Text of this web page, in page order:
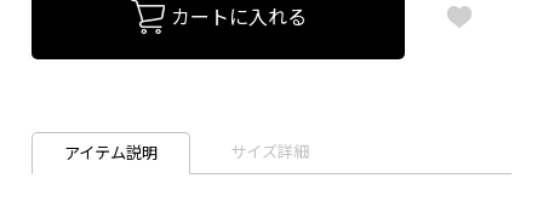
カートに入れる
アイテム説明 サイズ詳細